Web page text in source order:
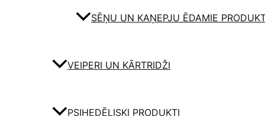
SĒŅU UN KAŅEPJU ĒDAMIE
VEIPERI UN KĀRTRIDŽI
PSIHEDĒLISKI PRODUKTI